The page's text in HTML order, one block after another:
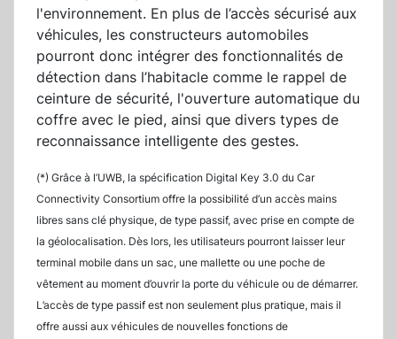
l'environnement. En plus de l’accès sécurisé aux
véhicules, les constructeurs automobiles
pourront donc intégrer des fonctionnalités de
détection dans l’habitacle comme le rappel de
ceinture de sécurité, l'ouverture automatique du
coffre avec le pied, ainsi que divers types de
reconnaissance intelligente des gestes.
(*) Grâce à l’UWB, la spécification Digital Key 3.0 du Car
Connectivity Consortium offre la possibilité d’un accès mains
libres sans clé physique, de type passif, avec prise en compte de
la géolocalisation. Dès lors, les utilisateurs pourront laisser leur
terminal mobile dans un sac, une mallette ou une poche de
vêtement au moment d’ouvrir la porte du véhicule ou de démarrer.
L’accès de type passif est non seulement plus pratique, mais il
offre aussi aux véhicules de nouvelles fonctions de